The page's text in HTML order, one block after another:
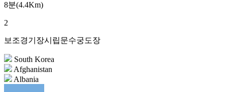
8분(4.4Km)
2
보조경기장시립문수궁도장
South Korea
Afghanistan
Albania